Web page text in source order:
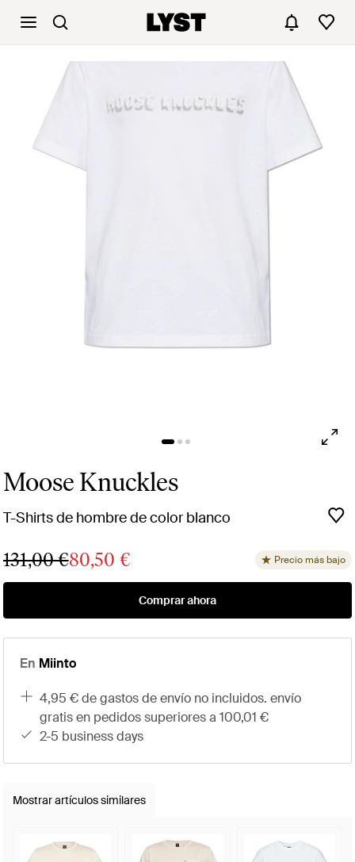
Moose Knuckles
T-Shirts de hombre de color blanco
131,00 €80,50 € Precio más bajo
Comprar ahora
En Miinto
4,95 € de gastos de envío no incluidos. envío
gratis en pedidos superiores a 100,01 €
2-5 business days
Mostrar artículos similares